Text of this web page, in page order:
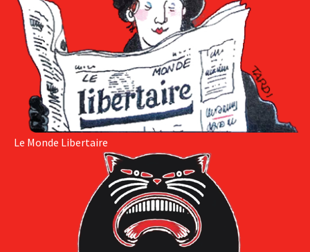
Le Monde Libertaire